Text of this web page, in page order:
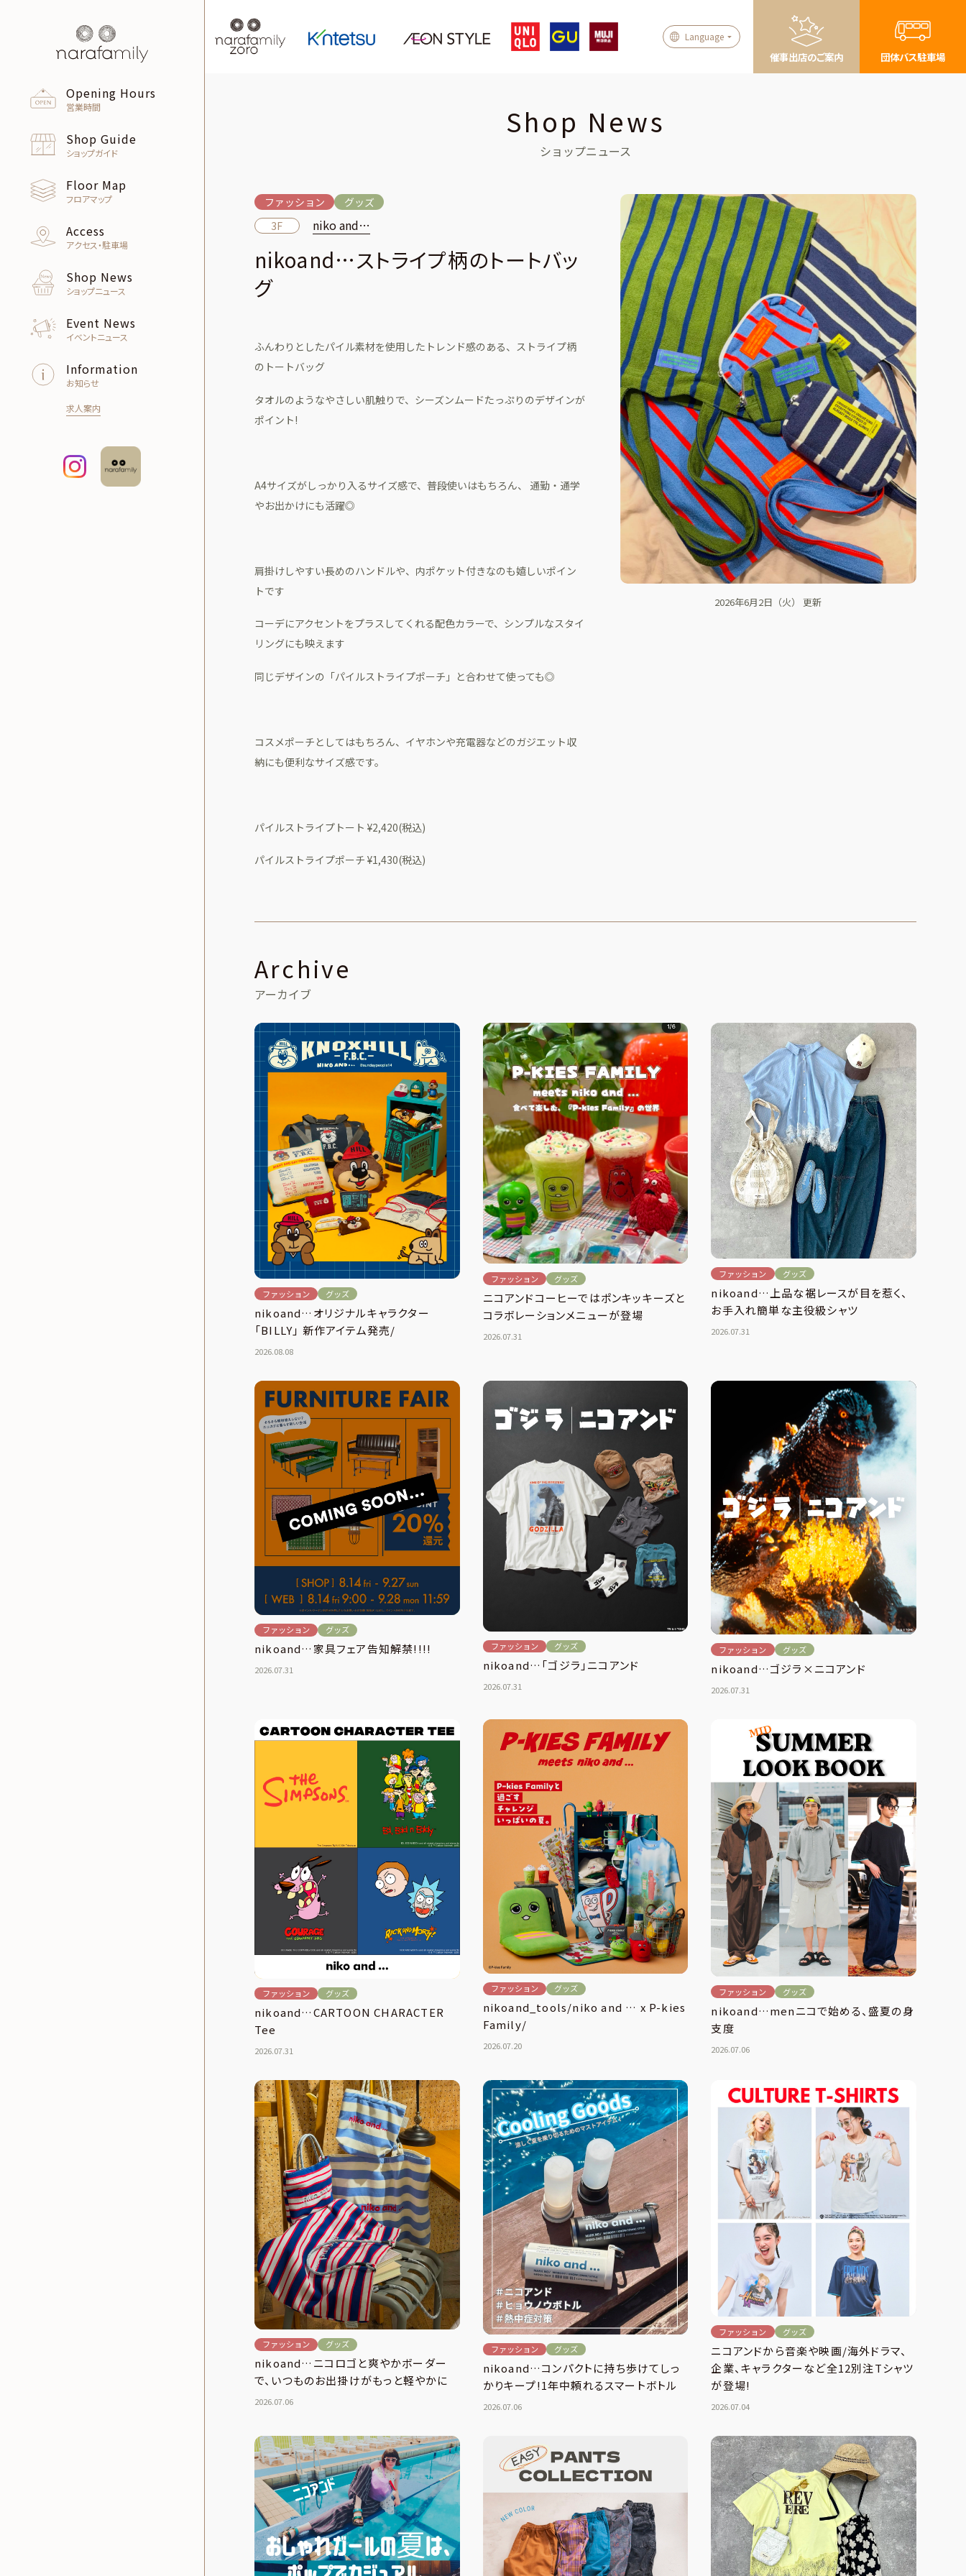
Language
催事出店のご案内 団体バス駐車場
Shop News
ショップニュース
ファッション
グッズ
3F
niko and…
nikoand…ストライプ柄のトートバッ
グ
ふんわりとしたパイル素材を使用したトレンド感のある、ストライプ柄
のトートバッグ
タオルのようなやさしい肌触りで、シーズンムードたっぷりのデザインが
ポイント!
A4サイズがしっかり入るサイズ感で、普段使いはもちろん、 通勤・通学
やお出かけにも活躍◎
肩掛けしやすい長めのハンドルや、内ポケット付きなのも嬉しいポイン
トです
コーデにアクセントをプラスしてくれる配色カラーで、シンプルなスタイ
リングにも映えます
同じデザインの「パイルストライプポーチ」と合わせて使っても◎
コスメポーチとしてはもちろん、イヤホンや充電器などのガジエット収
納にも便利なサイズ感です。
パイルストライプトート ¥2,420(税込)
パイルストライプポーチ ¥1,430(税込)
2026年6月2日（火） 更新
Archive
アーカイブ
ファッション グッズ
nikoand…オリジナルキャラクター
「BILLY」 新作アイテム発売/
2026.08.08
ファッション グッズ
ニコアンドコーヒーではポンキッキーズと
コラボレーションメニューが登場
2026.07.31
ファッション グッズ
nikoand…上品な裾レースが目を惹く、
お手入れ簡単な主役級シャツ
2026.07.31
ファッション グッズ
nikoand…家具フェア告知解禁!!!!
2026.07.31
ファッション グッズ
nikoand…「ゴジラ」ニコアンド
2026.07.31
ファッション グッズ
nikoand…ゴジラ×ニコアンド
2026.07.31
ファッション グッズ
nikoand…CARTOON CHARACTER
Tee
2026.07.31
ファッション グッズ
nikoand_tools/niko and … x P-kies
Family/
2026.07.20
ファッション グッズ
nikoand…menニコで始める、盛夏の身
支度
2026.07.06
ファッション グッズ
nikoand…ニコロゴと爽やかボーダー
で、いつものお出掛けがもっと軽やかに
2026.07.06
ファッション グッズ
nikoand…コンパクトに持ち歩けてしっ
かりキープ!1年中頼れるスマートボトル
2026.07.06
ファッション グッズ
ニコアンドから音楽や映画/海外ドラマ、
企業、キャラクターなど全12別注Tシャツ
が登場!
2026.07.04
Opening Hours
営業時間
Shop Guide
ショップガイド
Floor Map
フロアマップ
Access
アクセス・駐車場
Shop News
ショップニュース
Event News
イベントニュース
Information
お知らせ
求人案内